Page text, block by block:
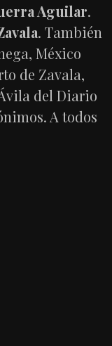
Aguilar.
. También
México
de Zavala,
del Diario
A todos